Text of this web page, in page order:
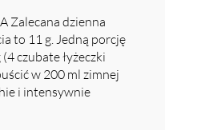
Zalecana dzienna
to 11 g. Jedną porcję
czubate łyżeczki
w 200 ml zimnej
i intensywnie